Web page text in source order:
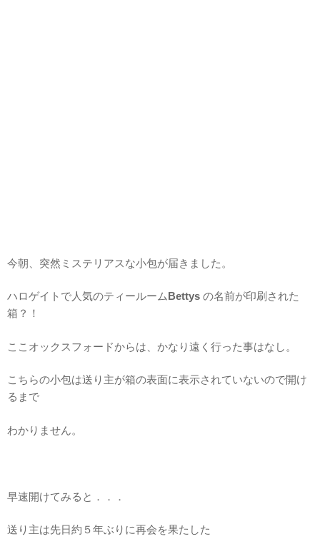
今朝、突然ミステリアスな小包が届きました。
ハロゲイトで人気のティールームBettys の名前が印刷された
箱？！
ここオックスフォードからは、かなり遠く行った事はなし。
こちらの小包は送り主が箱の表面に表示されていないので開け
るまで
わかりません。
早速開けてみると．．．
送り主は先日約５年ぶりに再会を果たした